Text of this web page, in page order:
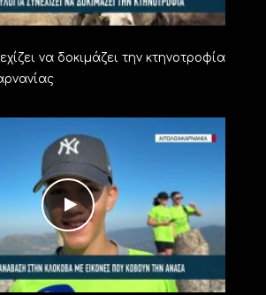
να δοκιμάζει την κτηνοτροφία